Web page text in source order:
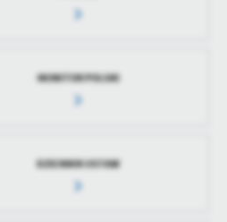
MONITOR POLSKI
DZIENNIK USTAW